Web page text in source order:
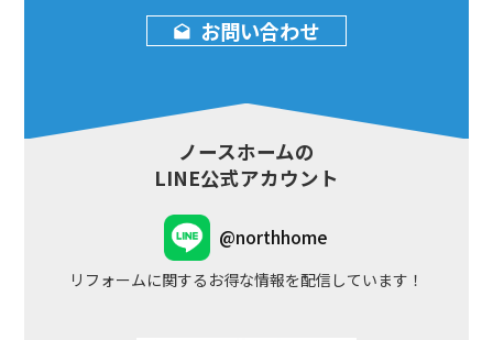
お問い合わせ
ノースホームの
LINE公式アカウント
@northhome
リフォームに関するお得な情報を配信しています！